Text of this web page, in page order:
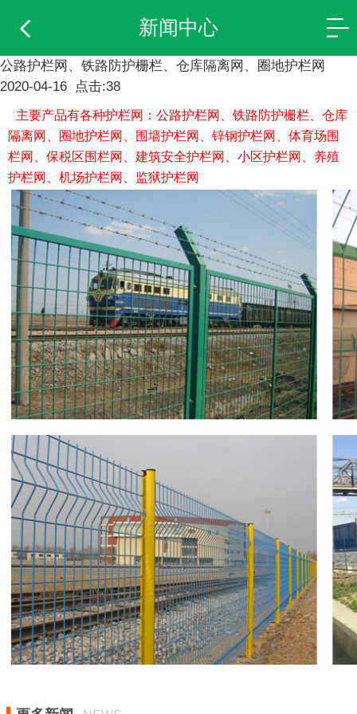
新闻中心
公路护栏网、铁路防护栅栏、仓库隔离网、圈地护栏网
2020-04-16 点击:38
主要产品有各种护栏网：公路护栏网、铁路防护栅栏、仓库
隔离网、圈地护栏网、围墙护栏网、锌钢护栏网、体育场围
栏网、保税区围栏网、建筑安全护栏网、小区护栏网、养殖
护栏网、机场护栏网、监狱护栏网